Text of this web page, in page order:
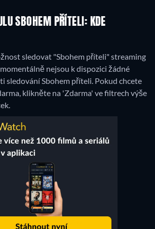
SBOHEM PŘÍTELI: KDE
sledovat "Sbohem příteli" streaming
nejsou k dispozici žádné
sledování Sbohem příteli. Pokud chcete
klikněte na 'Zdarma' ve filtrech výše